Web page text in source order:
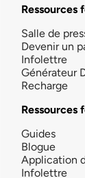
Ressources
Salle de
Devenir un
Infolettre
Générateur
Recharge
Ressources
Guides
Blogue
Application
Infolettre